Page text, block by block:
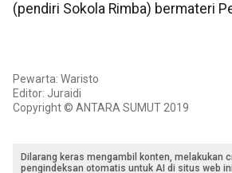
(pendiri Sokola Rimba) bermateri
Pewarta: Waristo
Editor: Juraidi
Copyright © ANTARA SUMUT 2019
Dilarang keras mengambil konten, melakukan
pengindeksan otomatis untuk AI di situs web